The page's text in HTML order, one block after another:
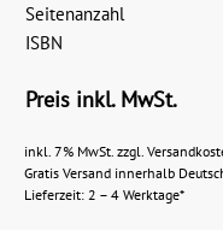
Seitenanzahl
ISBN
Preis inkl. MwSt.
inkl. 7% MwSt. zzgl.
Gratis Versand innerhalb
Lieferzeit: 2 – 4 Werktage*